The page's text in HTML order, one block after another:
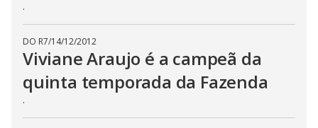
.
DO R7/14/12/2012
Viviane Araujo é a campeã da
quinta temporada da Fazenda
.